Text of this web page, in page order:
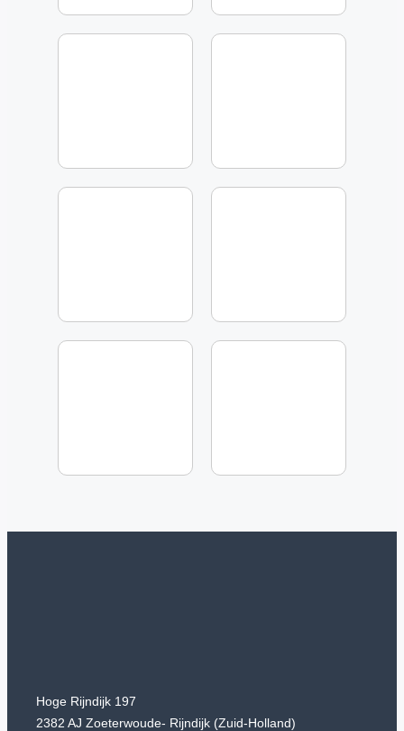
Hoge Rijndijk 197
2382 AJ Zoeterwoude- Rijndijk (Zuid-Holland)